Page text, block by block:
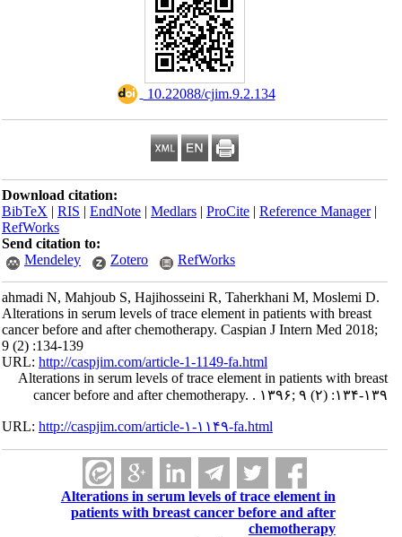
‎ 10.22088/cjim.9.2.134
Download citation:
BibTeX|RIS|EndNote|Medlars|ProCite|Reference Manager
RefWorks
Send citation to:
Mendeley
Zotero RefWorks
ahmadi N, Mahjoub S, Hajihosseini R, Taherkhani M, Moslemi D.
Alterations in serum levels of trace element in patients with breast
cancer before and after chemotherapy. Caspian J Intern Med 2018;
9 (2) :134-139
URL:http://caspjim.com/article-1-1149-fa.html
Alterations in serum levels of trace element in patients with breast
cancer before and after chemotherapy. . ۱۳۹۶; ۹ (۲) :۱۳۴-۱۳۹
URL:http://caspjim.com/article-۱-۱۱۴۹-fa.html
Alterations in serum levels of trace element in
patients with breast cancer before and after
chemotherapy